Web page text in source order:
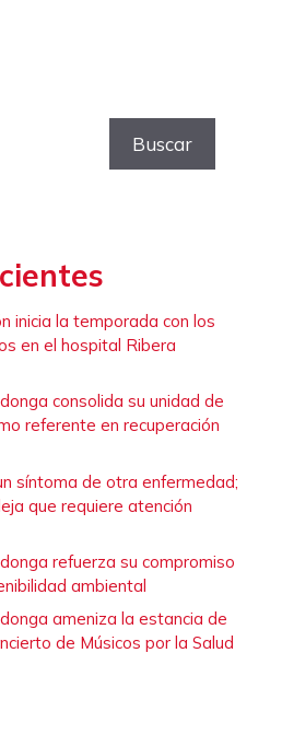
Buscar
inicia la temporada con los
en el hospital Ribera
consolida su unidad de
referente en recuperación
síntoma de otra enfermedad;
que requiere atención
refuerza su compromiso
ambiental
ameniza la estancia de
de Músicos por la Salud